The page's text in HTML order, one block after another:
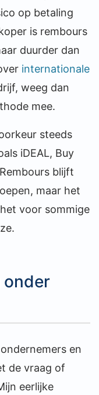
op betaling
is rembours
duurder dan
internationale
weeg dan
mee.
steeds
iDEAL, Buy
blijft
maar het
voor sommige
onder
en
de vraag of
eerlijke